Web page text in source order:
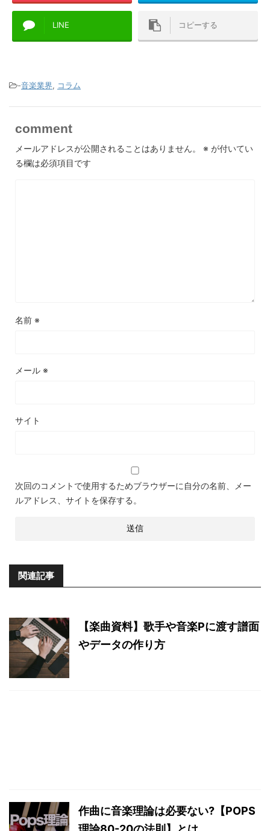
LINE コピーする
-音楽業界, コラム
comment
メールアドレスが公開されることはありません。 ※ が付いてい
る欄は必須項目です
名前 ※
メール ※
サイト
次回のコメントで使用するためブラウザーに自分の名前、メー
ルアドレス、サイトを保存する。
関連記事
【楽曲資料】歌手や音楽Pに渡す譜面
やデータの作り方
作曲に音楽理論は必要ない?【POPS